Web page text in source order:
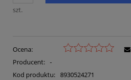
szt.
Ocena:
Producent: -
Kod produktu: 8930524271